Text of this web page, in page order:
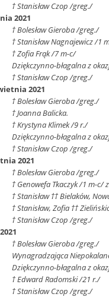
† Stanisław Czop /greg./
2021
† Bolesław Gieroba /greg./
† Stanisław Nagnajewicz /1
† Zofia Frąk /7 m-c/
Dziękczynno-błagalna z
† Stanisław Czop /greg./
2021
† Bolesław Gieroba /greg./
† Joanna Balicka.
† Krystyna Klimek /9 r./
Dziękczynno-błagalna z
† Stanisław Czop /greg./
2021
† Bolesław Gieroba /greg./
† Genowefa Tkaczyk /1 m-
† Stanisław †† Bielaków,
† Stanisław, Zofia ††
† Stanisław Czop /greg./
† Bolesław Gieroba /greg./
Wynagradzająca
Dziękczynno-błagalna z
† Edward Radomski /21 r./
† Stanisław Czop /greg./